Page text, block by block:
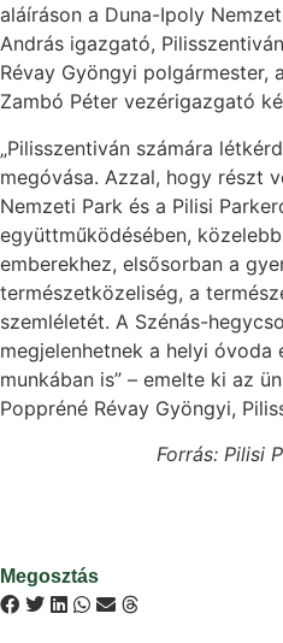
aláíráson a Duna-Ipoly
András igazgató,
Révay Gyöngyi polgármester,
Zambó Péter vezérigazgató
„Pilisszentiván számára
megóvása. Azzal, hogy részt
Nemzeti Park és a Pilisi
együttműködésében,
emberekhez, elsősorban a
természetközeliség, a
szemléletét. A Szénás-
megjelenhetnek a helyi óvoda
munkában is” – emelte ki az
Poppréné Révay Gyöngyi,
Forrás: Pilisi
Megosztás